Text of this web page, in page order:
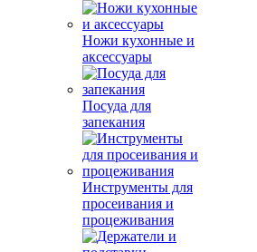
Ножи кухонные и
аксессуары
Посуда для
запекания
Инструменты для
просеивания и
процеживания